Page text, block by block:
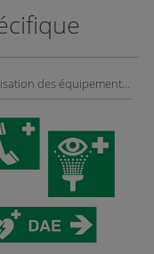
Signalisation des équipements de secours